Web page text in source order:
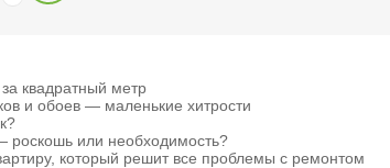
квадратный метр
и обоев — маленькие хитрости
роскошь или необходимость?
который решит все проблемы с ремонтом